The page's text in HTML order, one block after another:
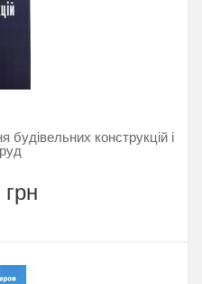
конструкцій і